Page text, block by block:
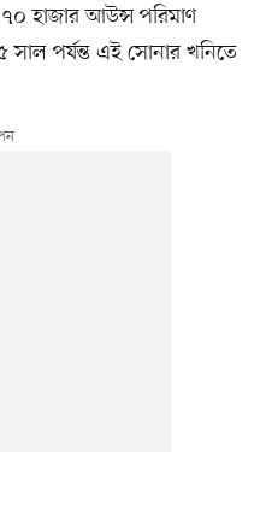
হাজার আউন্স পরিমাণ
পর্যন্ত এই সোনার খনিতে